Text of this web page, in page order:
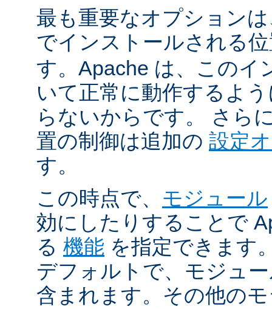
最も重要なオプション
でインストールされる
す。Apache は、このイ
いて正常に動作するよ
らないからです。 さら
置の制御は追加の 設定
す。
この時点で、 モジュール
効にしたりすることで
る 機能 を指定できます
デフォルトで、モジュ
含まれます。その他の